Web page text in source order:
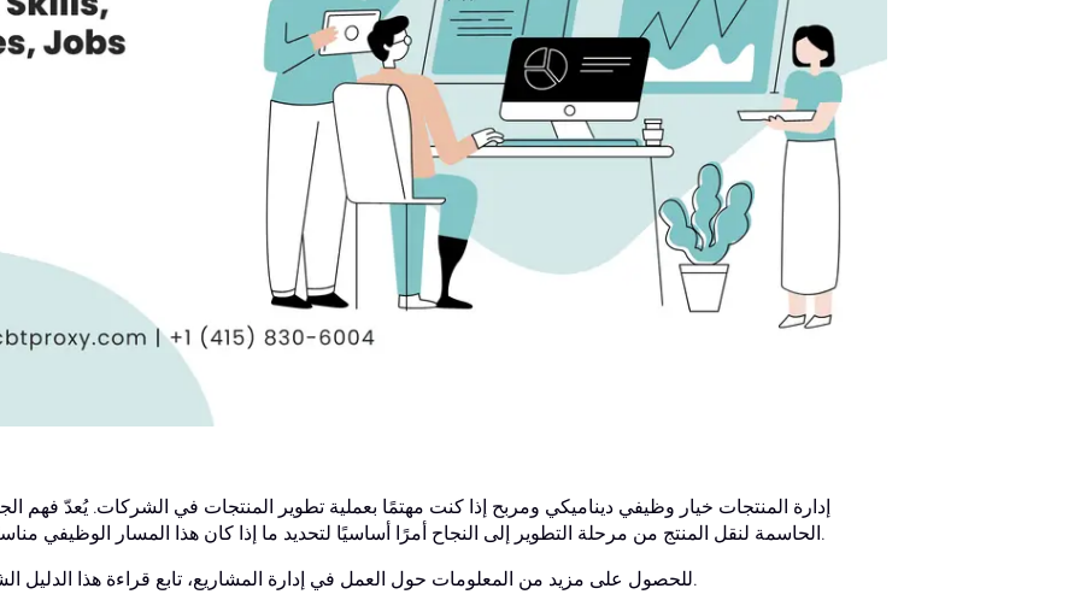
إدارة المنتجات خيار وظيفي ديناميكي ومربح إذا كنت مهتمًا بعملية تطوير المنتجات في الشركات. يُعدّ فهم
الحاسمة لنقل المنتج من مرحلة التطوير إلى النجاح أمرًا أساسيًا لتحديد ما إذا كان هذا المسار الوظيفي مناسبًا لك.
للحصول على مزيد من المعلومات حول العمل في إدارة المشاريع، تابع قراءة هذا الدليل الشامل.